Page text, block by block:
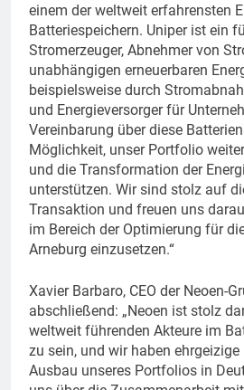
einem der weltweit erfahrensten
Batteriespeichern. Uniper ist ein
Stromerzeuger, Abnehmer von
unabhängigen erneuerbaren
beispielsweise durch
und Energieversorger für
Vereinbarung über diese
Möglichkeit, unser Portfolio
und die Transformation der
unterstützen. Wir sind stolz auf
Transaktion und freuen uns
im Bereich der Optimierung für
Arneburg einzusetzen.“
Xavier Barbaro, CEO der Neoen-
abschließend: „Neoen ist stolz
weltweit führenden Akteure im
zu sein, und wir haben ehrgeizige
Ausbau unseres Portfolios in